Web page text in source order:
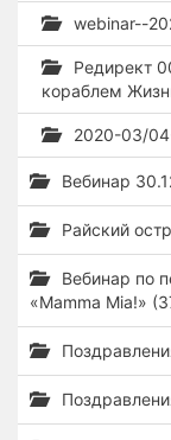
webinar--
Редирект
кораблем
2020-03/
Вебинар
Райский
Вебинар по
«Mamma Mia!»